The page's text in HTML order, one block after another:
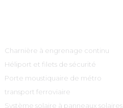
Charnière à engrenage continu
Héliport et filets de sécurité
Porte moustiquaire de métro
transport ferroviaire
Système solaire à panneaux solaires